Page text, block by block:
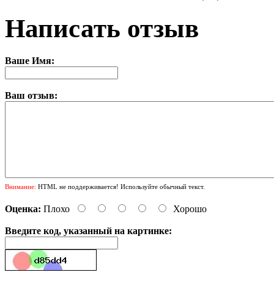
Написать отзыв
Ваше Имя:
Ваш отзыв:
Внимание: HTML не поддерживается! Используйте обычный текст.
Оценка: Плохо Хорошо
Введите код, указанный на картинке: